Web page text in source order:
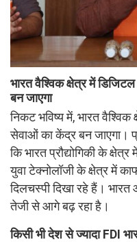
भारत वैश्विक क्षेत्र में
बन जाएगा
निकट भविष्य में, भारत
सेवाओं का केंद्र बन जाएगा।
कि भारत प्रौद्योगिकी के
युवा टेक्नोलॉजी के क्षेत्र में
दिलचस्पी दिखा रहे हैं।
तेजी से आगे बढ़ रहा है।
किसी भी देश से ज्यादा FDI